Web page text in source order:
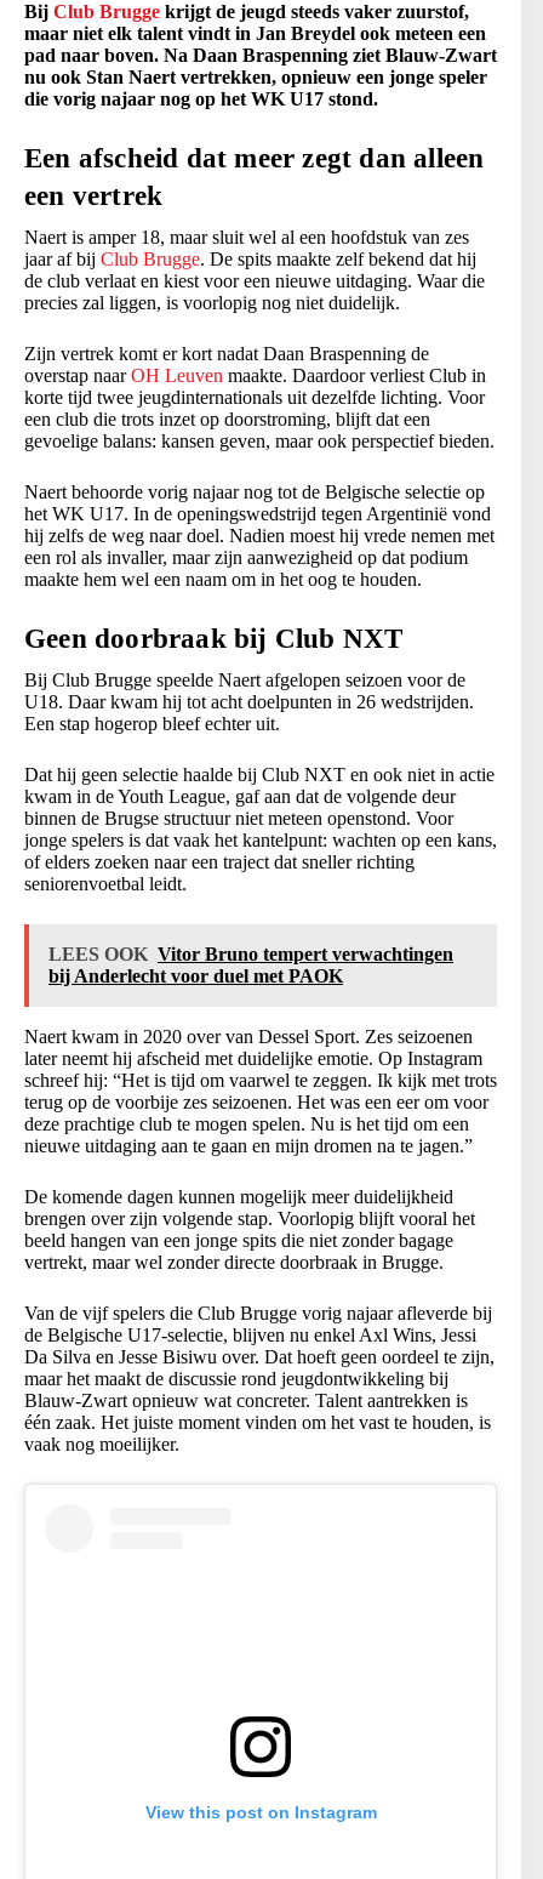
Bij Club Brugge krijgt de jeugd steeds vaker zuurstof,
maar niet elk talent vindt in Jan Breydel ook meteen een
pad naar boven. Na Daan Braspenning ziet Blauw-Zwart
nu ook Stan Naert vertrekken, opnieuw een jonge speler
die vorig najaar nog op het WK U17 stond.
Een afscheid dat meer zegt dan alleen
een vertrek
Naert is amper 18, maar sluit wel al een hoofdstuk van zes
jaar af bij Club Brugge. De spits maakte zelf bekend dat hij
de club verlaat en kiest voor een nieuwe uitdaging. Waar die
precies zal liggen, is voorlopig nog niet duidelijk.
Zijn vertrek komt er kort nadat Daan Braspenning de
overstap naarOH Leuven maakte. Daardoor verliest Club in
korte tijd twee jeugdinternationals uit dezelfde lichting. Voor
een club die trots inzet op doorstroming, blijft dat een
gevoelige balans: kansen geven, maar ook perspectief bieden.
Naert behoorde vorig najaar nog tot de Belgische selectie op
het WK U17. In de openingswedstrijd tegen Argentinië vond
hij zelfs de weg naar doel. Nadien moest hij vrede nemen met
een rol als invaller, maar zijn aanwezigheid op dat podium
maakte hem wel een naam om in het oog te houden.
Geen doorbraak bij Club NXT
Bij Club Brugge speelde Naert afgelopen seizoen voor de
U18. Daar kwam hij tot acht doelpunten in 26 wedstrijden.
Een stap hogerop bleef echter uit.
Dat hij geen selectie haalde bij Club NXT en ook niet in actie
kwam in de Youth League, gaf aan dat de volgende deur
binnen de Brugse structuur niet meteen openstond. Voor
jonge spelers is dat vaak het kantelpunt: wachten op een kans,
of elders zoeken naar een traject dat sneller richting
seniorenvoetbal leidt.
LEES OOK Vitor Bruno tempert verwachtingen
bij Anderlecht voor duel met PAOK
Naert kwam in 2020 over van Dessel Sport. Zes seizoenen
later neemt hij afscheid met duidelijke emotie. Op Instagram
schreef hij: “Het is tijd om vaarwel te zeggen. Ik kijk met trots
terug op de voorbije zes seizoenen. Het was een eer om voor
deze prachtige club te mogen spelen. Nu is het tijd om een
nieuwe uitdaging aan te gaan en mijn dromen na te jagen.”
De komende dagen kunnen mogelijk meer duidelijkheid
brengen over zijn volgende stap. Voorlopig blijft vooral het
beeld hangen van een jonge spits die niet zonder bagage
vertrekt, maar wel zonder directe doorbraak in Brugge.
Van de vijf spelers die Club Brugge vorig najaar afleverde bij
de Belgische U17-selectie, blijven nu enkel Axl Wins, Jessi
Da Silva en Jesse Bisiwu over. Dat hoeft geen oordeel te zijn,
maar het maakt de discussie rond jeugdontwikkeling bij
Blauw-Zwart opnieuw wat concreter. Talent aantrekken is
één zaak. Het juiste moment vinden om het vast te houden, is
vaak nog moeilijker.
View this post on Instagram